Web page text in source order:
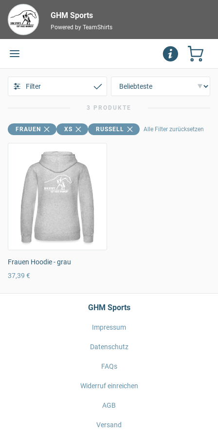
GHM Sports
Powered by TeamShirts
Filter
3 PRODUKTE
FRAUEN XS RUSSELL Alle Filter zurücksetzen
Frauen Hoodie - grau
37,39 €
GHM Sports
Impressum
Datenschutz
FAQs
Widerruf einreichen
AGB
Versand